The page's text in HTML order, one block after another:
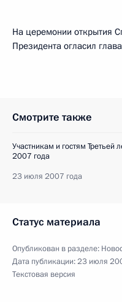
На церемонии открытия
Президента огласил
Смотрите также
Участникам и гостям Третьей
2007 года
23 июля 2007 года
Статус материала
Опубликован в разделе:
Дата публикации:23 июля
Текстовая версия